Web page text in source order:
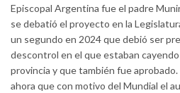
Episcopal Argentina fue el padre
se debatió el proyecto en la
un segundo en 2024 que debió ser
descontrol en el que estaban
provincia y que también fue
ahora que con motivo del Mundial el